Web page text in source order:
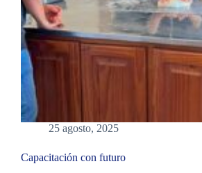
25 agosto, 2025
Capacitación con futuro